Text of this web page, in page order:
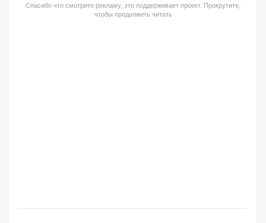
Спасибо что смотрите рекламу, это поддерживает проект. Прокрутите,
чтобы продолжить читать